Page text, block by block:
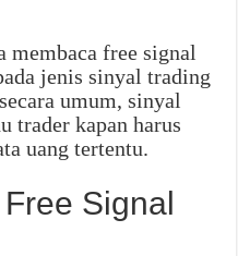
membaca free signal
jenis sinyal trading
umum, sinyal
trader kapan harus
uang tertentu.
Signal